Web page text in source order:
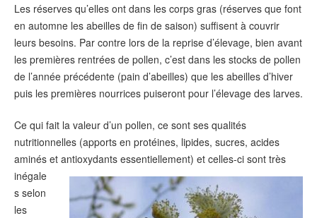
Les réserves qu’elles ont dans les corps gras (réserves que font
en automne les abeilles de fin de saison) suffisent à couvrir
leurs besoins. Par contre lors de la reprise d’élevage, bien avant
les premières rentrées de pollen, c’est dans les stocks de pollen
de l’année précédente (pain d’abeilles) que les abeilles d’hiver
puis les premières nourrices puiseront pour l’élevage des larves.
Ce qui fait la valeur d’un pollen, ce sont ses qualités
nutritionnelles (apports en protéines, lipides, sucres, acides
aminés et antioxydants essentiellement) et celles-ci sont très
inégale
s selon
les